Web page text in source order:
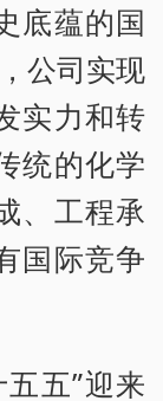
底蕴的国
公司实现
实力和转
统的化学
、工程承
国际竞争
五”迎来